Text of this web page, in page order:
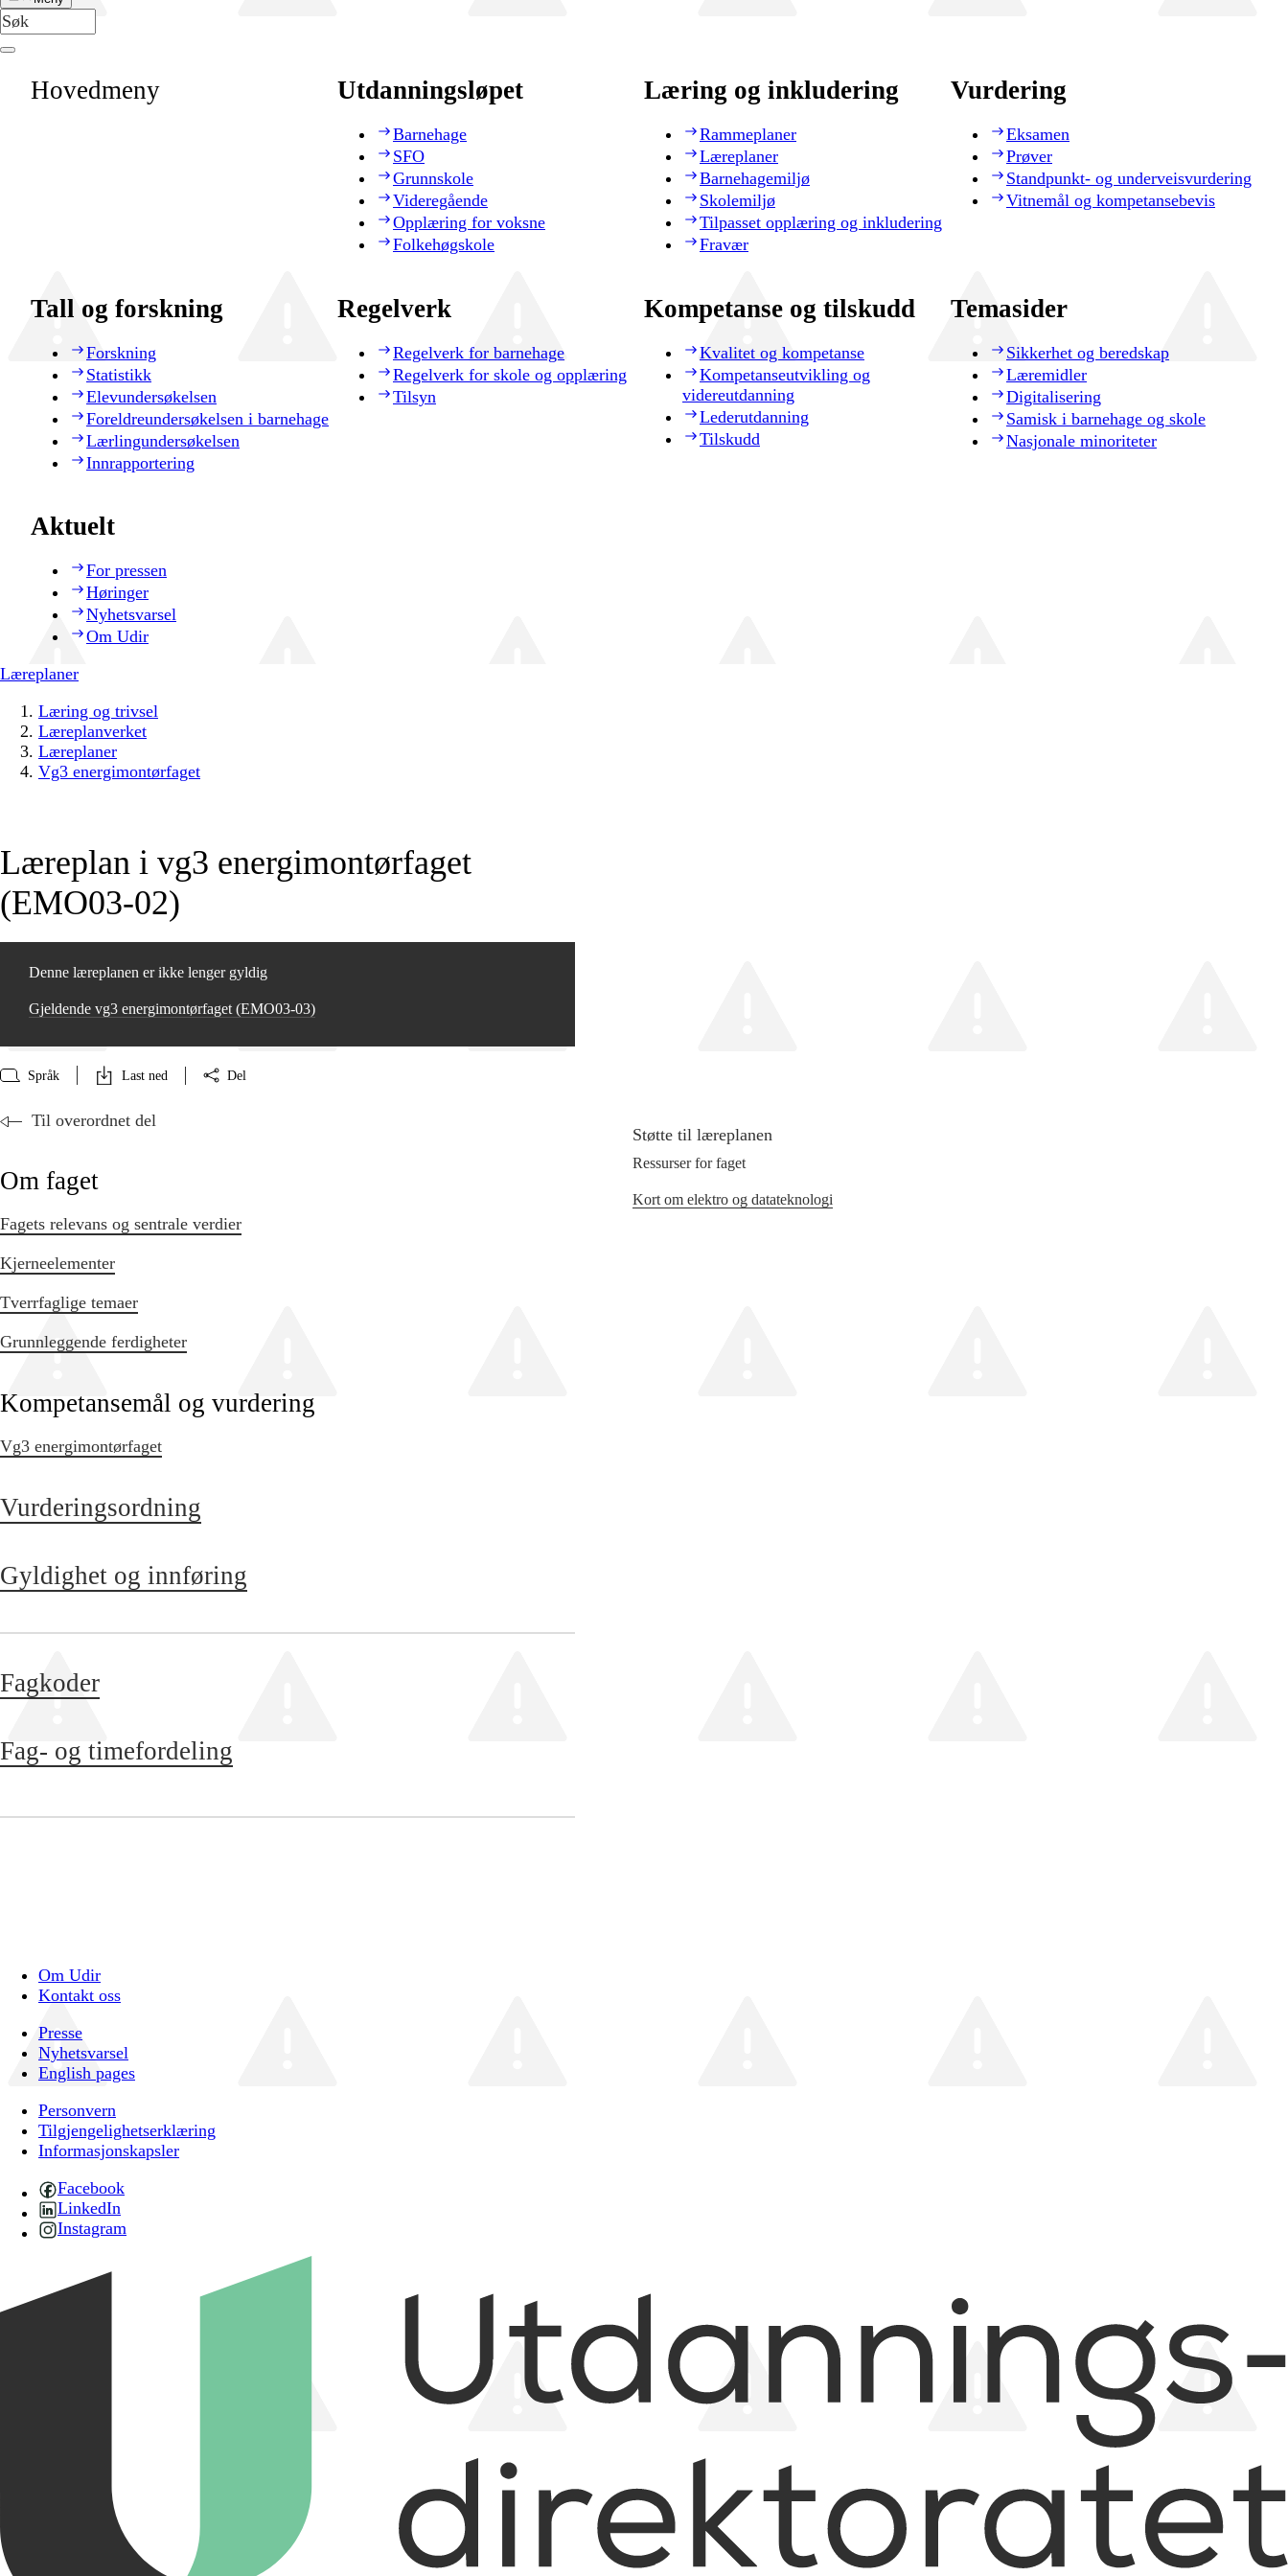
Hovedmeny Utdanningsløpet
Barnehage
SFO
Grunnskole
Videregående
Opplæring for voksne
Folkehøgskole
Læring og inkludering
Rammeplaner
Læreplaner
Barnehagemiljø
Skolemiljø
Tilpasset opplæring og inkludering
Fravær
Vurdering
Eksamen
Prøver
Standpunkt- og underveisvurdering
Vitnemål og kompetansebevis
Tall og forskning
Forskning
Statistikk
Elevundersøkelsen
Foreldreundersøkelsen i barnehage
Lærlingundersøkelsen
Innrapportering
Regelverk
Regelverk for barnehage
Regelverk for skole og opplæring
Tilsyn
Kompetanse og tilskudd
Kvalitet og kompetanse
Kompetanseutvikling og
videreutdanning
Lederutdanning
Tilskudd
Temasider
Sikkerhet og beredskap
Læremidler
Digitalisering
Samisk i barnehage og skole
Nasjonale minoriteter
Aktuelt
For pressen
Høringer
Nyhetsvarsel
Om Udir
Læreplaner
Læring og trivsel
Læreplanverket
Læreplaner
Vg3 energimontørfaget
Læreplan i vg3 energimontørfaget
(EMO03‑02)
Denne læreplanen er ikke lenger gyldig
Gjeldende vg3 energimontørfaget (EMO03‑03)
Språk Last ned Del
Til overordnet del
Om faget
Fagets relevans og sentrale verdier
Kjerneelementer
Tverrfaglige temaer
Grunnleggende ferdigheter
Kompetansemål og vurdering
Vg3 energimontørfaget
Vurderingsordning
Gyldighet og innføring
Fagkoder
Fag- og timefordeling
Støtte til læreplanen
Ressurser for faget
Kort om elektro og datateknologi
Om Udir
Kontakt oss
Presse
Nyhetsvarsel
English pages
Personvern
Tilgjengelighetserklæring
Informasjonskapsler
Facebook
LinkedIn
Instagram